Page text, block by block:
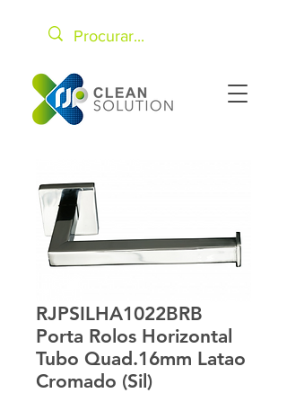
RJPSILHA1022BRB
Porta Rolos Horizontal
Tubo Quad.16mm Latao
Cromado (Sil)